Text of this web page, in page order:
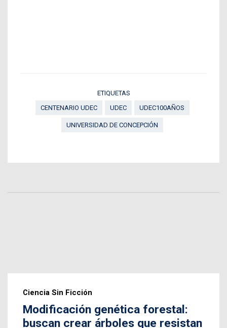
ETIQUETAS
CENTENARIO UDEC
UDEC UDEC100AÑOS
UNIVERSIDAD DE CONCEPCIÓN
Ciencia Sin Ficción
Modificación genética forestal:
buscan crear árboles que resistan